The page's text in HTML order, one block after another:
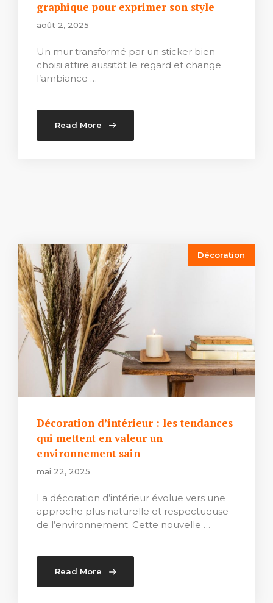
graphique pour exprimer son style
août 2, 2025
Un mur transformé par un sticker bien
choisi attire aussitôt le regard et change
l’ambiance …
Read More
Décoration
Décoration d’intérieur : les tendances
qui mettent en valeur un
environnement sain
mai 22, 2025
La décoration d’intérieur évolue vers une
approche plus naturelle et respectueuse
de l’environnement. Cette nouvelle …
Read More